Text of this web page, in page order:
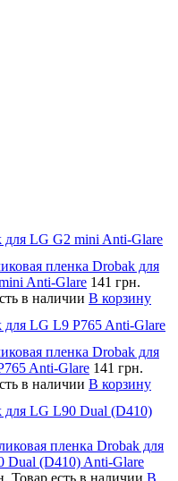
для LG G2 mini Anti-Glare
пленка Drobak для
Anti-Glare 141 грн.
в наличии В корзину
для LG L9 P765 Anti-Glare
пленка Drobak для
Anti-Glare 141 грн.
в наличии В корзину
для LG L90 Dual (D410)
пленка Drobak для
Dual (D410) Anti-Glare
Товар есть в наличии В